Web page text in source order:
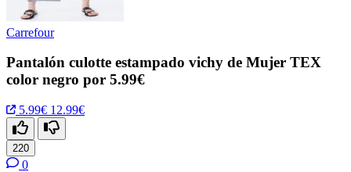
Carrefour
Pantalón culotte estampado vichy de Mujer TEX
color negro por 5.99€
5.99€ 12.99€
220
0